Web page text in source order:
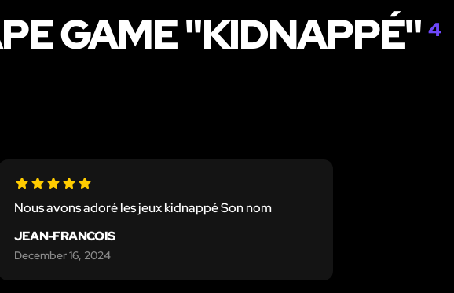
GAME "KIDNAPPÉ"4
Nous avons adoré les jeux kidnappé Son nom
JEAN-FRANCOIS
December 16, 2024